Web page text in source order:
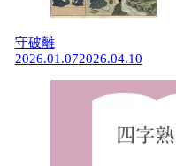
守破離
2026.01.072026.04.10